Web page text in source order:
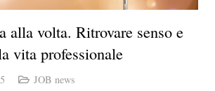
alla volta. Ritrovare senso e
vita professionale
JOB news